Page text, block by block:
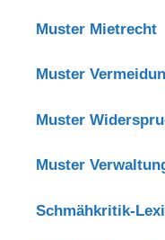
Muster Mietrecht
Muster
Muster
Muster
Schmähkritik-